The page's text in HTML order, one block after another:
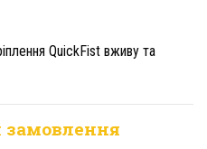
QuickFist вживу та
замовлення